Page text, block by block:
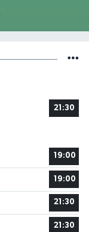
21:30
19:00
19:00
21:30
21:30